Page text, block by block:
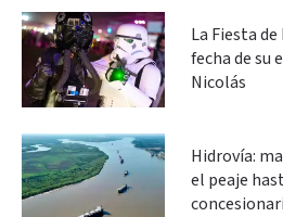
La Fiesta
fecha de su
Nicolás
Hidrovía:
el peaje